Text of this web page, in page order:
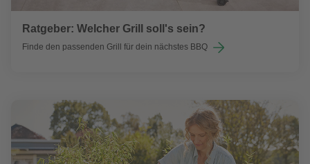
Ratgeber: Welcher Grill soll's sein?
Finde den passenden Grill für dein nächstes BBQ